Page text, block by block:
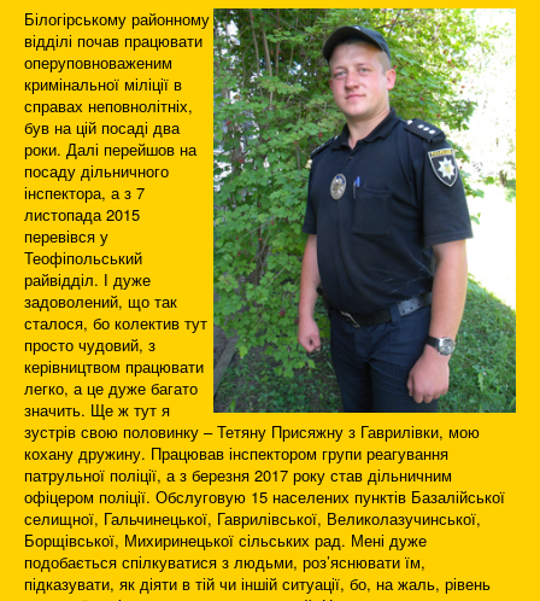
Білогірському районному
відділі почав працювати
оперуповноваженим
кримінальної міліції в
справах неповнолітніх,
був на цій посаді два
роки. Далі перейшов на
посаду дільничного
інспектора, а з 7
листопада 2015
перевівся у
Теофіпольський
райвідділ. І дуже
задоволений, що так
сталося, бо колектив тут
просто чудовий, з
керівництвом працювати
легко, а це дуже багато
значить. Ще ж тут я
зустрів свою половинку – Тетяну Присяжну з Гаврилівки, мою
кохану дружину. Працював інспектором групи реагування
патрульної поліції, а з березня 2017 року став дільничним
офіцером поліції. Обслуговую 15 населених пунктів Базалійської
селищної, Гальчинецької, Гаврилівської, Великолазучинської,
Борщівської, Михиринецької сільських рад. Мені дуже
подобається спілкуватися з людьми, роз’яснювати їм,
підказувати, як діяти в тій чи іншій ситуації, бо, на жаль, рівень